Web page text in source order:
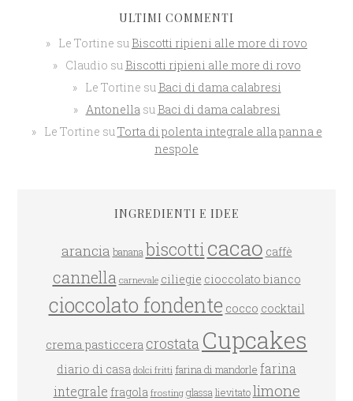
ULTIMI COMMENTI
Le Tortine su Biscotti ripieni alle more di rovo
Claudio su Biscotti ripieni alle more di rovo
Le Tortine su Baci di dama calabresi
Antonellasu Baci di dama calabresi
Le Tortine suTorta di polenta integrale alla panna e
nespole
INGREDIENTI E IDEE
arancia banana biscotticacao caffè
cannella carnevale ciliegie cioccolato bianco
cioccolato fondente cocco cocktail
crema pasticcera crostata Cupcakes
diario di casa dolci fritti farina di mandorle farina
integrale fragola frosting glassa lievitato limone